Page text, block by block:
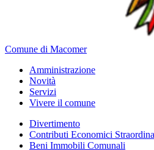
Comune di Macomer
Amministrazione
Novità
Servizi
Vivere il comune
Divertimento
Contributi Economici
Beni Immobili Comunali